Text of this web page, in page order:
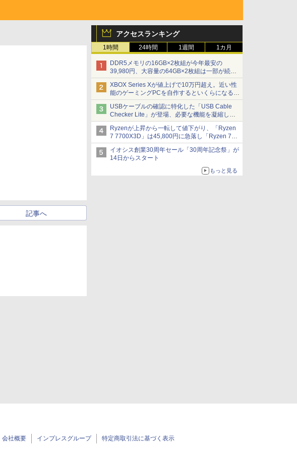
アクセスランキング
1時間 24時間 1週間 1カ月
DDR5メモリの16GB×2枚組が今年最安の
39,980円、大容量の64GB×2枚組は一部が続騰
[8月前半のメモリ価格]
XBOX Series Xが値上げで10万円超え。近い性
能のゲーミングPCを自作するといくらになる？
【石田賀津男の『酒の肴にPCゲーム』】
USBケーブルの確認に特化した「USB Cable
Checker Lite」が登場、必要な機能を凝縮しコ
ンパクトに 7日発売
Ryzenが上昇から一転して値下がり、「Ryzen
7 7700X3D」は45,800円に急落し「Ryzen 7
7800X3D」との価格逆転解消 [8月前半のCPU
価格]
イオシス創業30周年セール「30周年記念祭」が
14日からスタート
もっと見る
記事へ
会社概要 インプレスグループ 特定商取引法に基づく表示